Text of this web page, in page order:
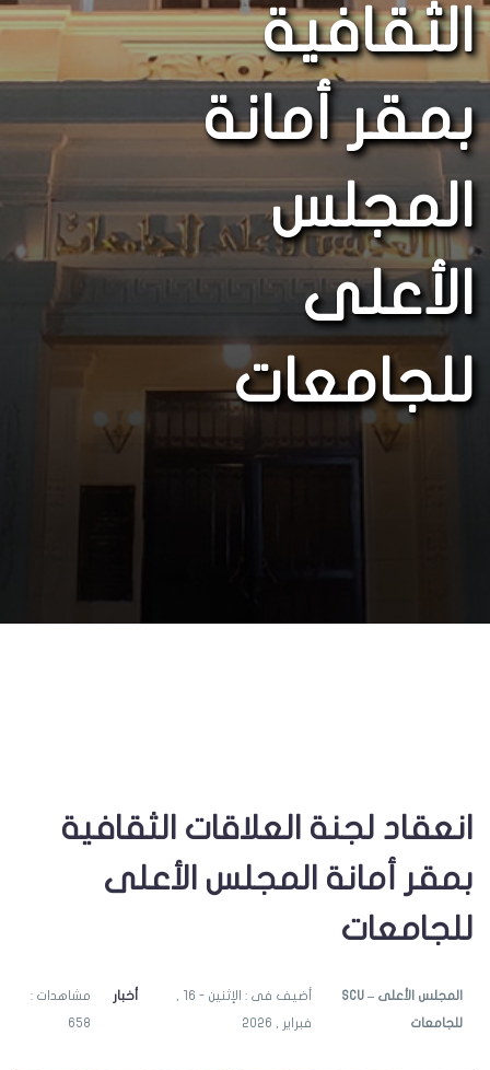
الثقافية
بمقر أمانة
المجلس
الأعلى
للجامعات
انعقاد لجنة العلاقات الثقافية
بمقر أمانة المجلس الأعلى
للجامعات
SCU – المجلس الأعلى
للجامعات فبراير , 2026
أخبار مشاهدات :
658